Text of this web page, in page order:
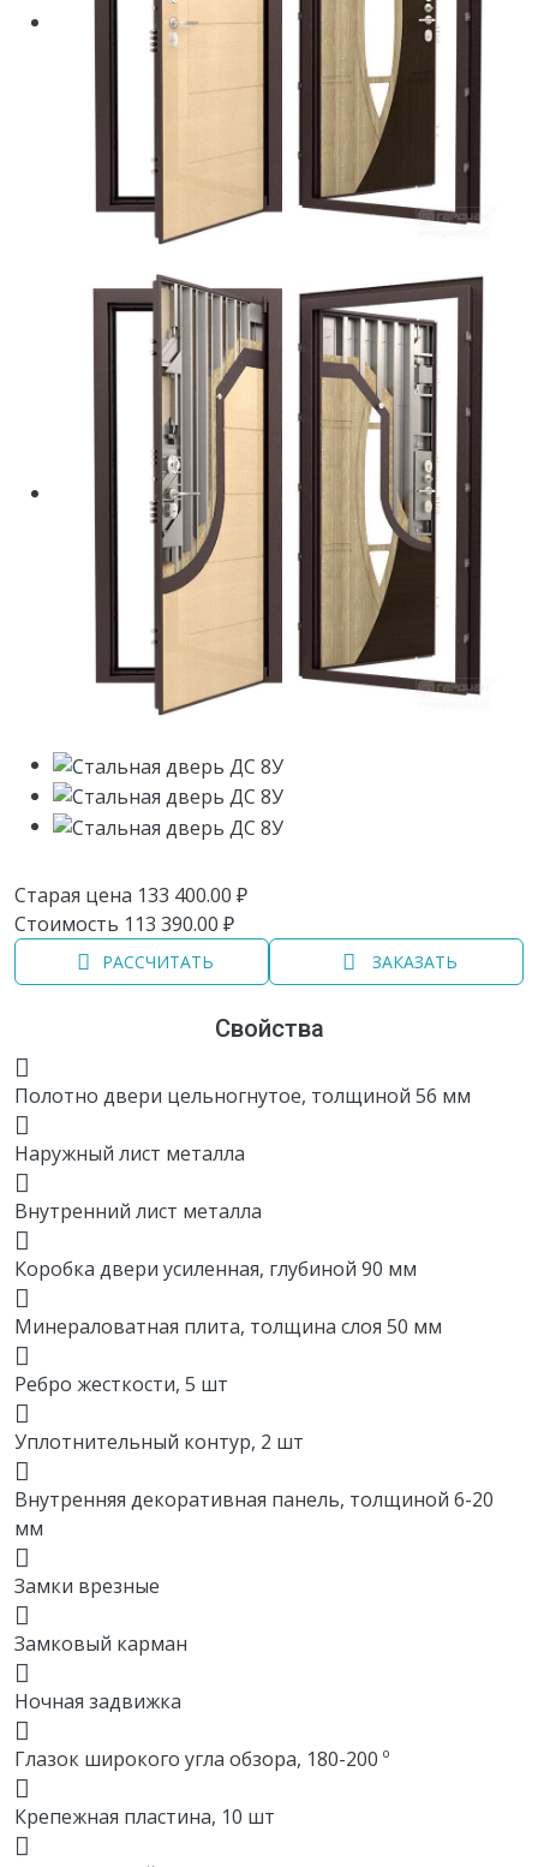
Старая цена 133 400.00 ₽
Стоимость 113 390.00 ₽
РАССЧИТАТЬ ЗАКАЗАТЬ
Свойства
Полотно двери цельногнутое, толщиной 56 мм
Наружный лист металла
Внутренний лист металла
Коробка двери усиленная, глубиной 90 мм
Минераловатная плита, толщина слоя 50 мм
Ребро жесткости, 5 шт
Уплотнительный контур, 2 шт
Внутренняя декоративная панель, толщиной 6-20
мм
Замки врезные
Замковый карман
Ночная задвижка
Глазок широкого угла обзора, 180-200 º
Крепежная пластина, 10 шт